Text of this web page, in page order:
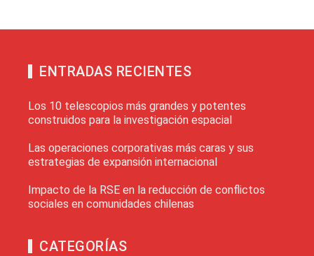
ENTRADAS RECIENTES
Los 10 telescopios más grandes y potentes
construidos para la investigación espacial
Las operaciones corporativas más caras y sus
estrategias de expansión internacional
Impacto de la RSE en la reducción de conflictos
sociales en comunidades chilenas
CATEGORÍAS